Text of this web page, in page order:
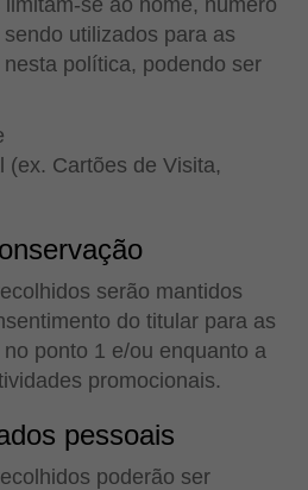
se ao nome, número
utilizados para as
política, podendo ser
(ex. Cartões de Visita,
serão mantidos
do titular para as
ponto 1 e/ou enquanto a
promocionais.
pessoais
poderão ser